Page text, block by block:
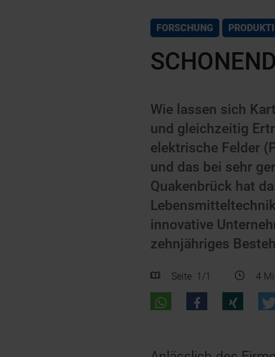
FORSCHUNG
Wie lassen sich
und gleichzeitig
elektrische Felder
und das bei sehr
Quakenbrück hat
innovative
zehnjähriges
Seite 1 /1 4